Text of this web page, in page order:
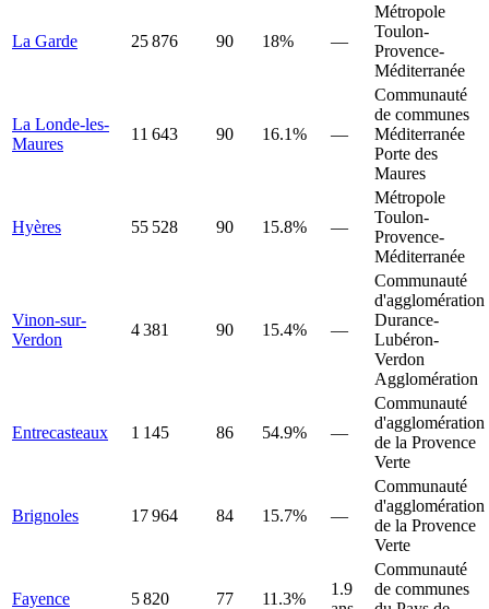
La Garde 25 876 90 18% —
Métropole
Toulon-
Provence-
Méditerranée
La Londe-les-
Maures
11 643 90 16.1% —
Communauté
de communes
Méditerranée
Porte des
Maures
Hyères 55 528 90 15.8% —
Métropole
Toulon-
Provence-
Méditerranée
Vinon-sur-
Verdon
4 381 90 15.4% —
Communauté
d'agglomération
Durance-
Lubéron-
Verdon
Agglomération
Entrecasteaux 1 145 86 54.9% —
Communauté
d'agglomération
de la Provence
Verte
Brignoles 17 964 84 15.7% —
Communauté
d'agglomération
de la Provence
Verte
Fayence 5 820 77 11.3%
1.9
Communauté
de communes